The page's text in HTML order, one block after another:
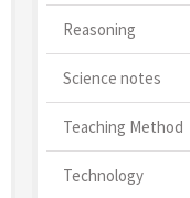
Reasoning
Science notes
Teaching Method
Technology